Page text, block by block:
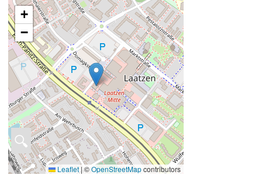
🔍
+
−
Leaflet|©OpenStreetMapcontributors